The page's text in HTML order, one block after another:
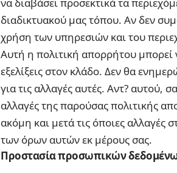
να διαβάσει προσεκτικά τα
διαδικτυακού μας τόπου. Αν δεν
χρήση των υπηρεσιών και του
Αυτή η πολιτική απορρήτου μπορεί
εξελίξεις στον κλάδο. Δεν θα
για τις αλλαγές αυτές. Αντ? αυτού,
αλλαγές της παρούσας πολιτικής
ακόμη και μετά τις όποιες
των όρων αυτών εκ μέρους σας.
Προστασία προσωπικών